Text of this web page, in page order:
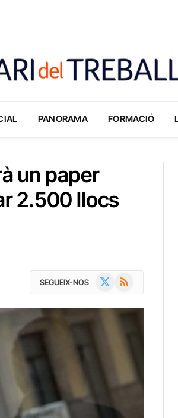
PANORAMA FORMACIÓ
un paper
2.500 llocs
SEGUEIX-NOS RSS